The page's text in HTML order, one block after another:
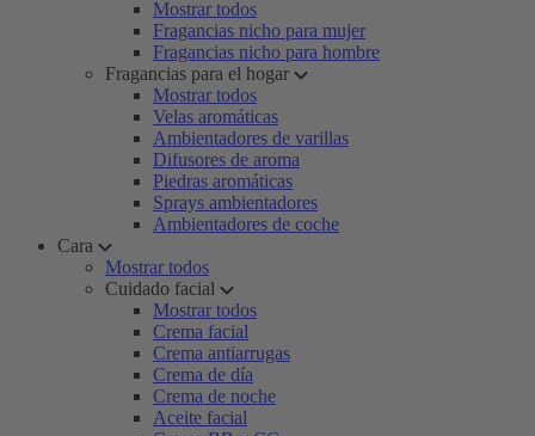
Mostrar todos
Fragancias nicho para mujer
Fragancias nicho para hombre
Fragancias para el hogar
Mostrar todos
Velas aromáticas
Ambientadores de varillas
Difusores de aroma
Piedras aromáticas
Sprays ambientadores
Ambientadores de coche
Cara
Mostrar todos
Cuidado facial
Mostrar todos
Crema facial
Crema antiarrugas
Crema de día
Crema de noche
Aceite facial